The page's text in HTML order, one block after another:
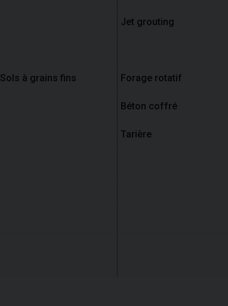
Jet grouting
Sols à grains fins Forage rotatif
Béton coffré
Tarière